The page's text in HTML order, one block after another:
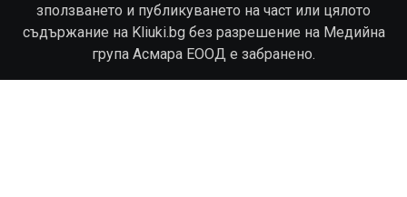
зползването и публикуването на част или цялото
съдържание на Kliuki.bg без разрешение на Медийна
група Асмара ЕООД е забранено.